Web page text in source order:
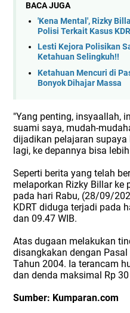
BACA JUGA
'Kena Mental', Rizky
Polisi Terkait Kasus
Lesti Kejora Polisikan
Ketahuan Selingkuh!!
Ketahuan Mencuri di
Bonyok Dihajar Massa
"Yang penting, insyaallah,
suami saya, mudah-
dijadikan pelajaran
lagi, ke depannya bisa
Seperti berita yang telah
melaporkan Rizky Billar ke
pada hari Rabu, (28/09/
KDRT diduga terjadi pada
dan 09.47 WIB.
Atas dugaan melakukan
disangkakan dengan Pasal
Tahun 2004. Ia terancam
dan denda maksimal Rp
Sumber: Kumparan.com